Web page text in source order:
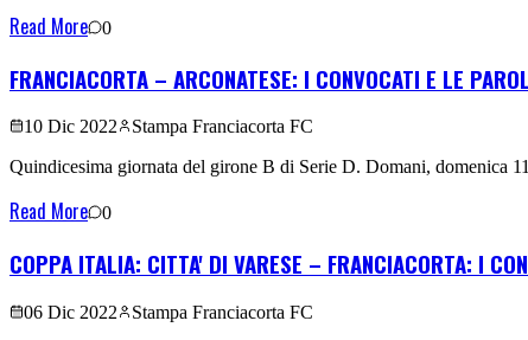
Read More 0
FRANCIACORTA – ARCONATESE: I CONVOCATI E LE
10 Dic 2022
Stampa Franciacorta FC
Quindicesima giornata del girone B di Serie D. Domani, domenica
Read More 0
COPPA ITALIA: CITTA' DI VARESE – FRANCIACORTA: I
06 Dic 2022
Stampa Franciacorta FC